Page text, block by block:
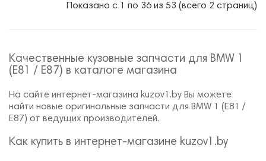
Показано с 1 по 36 из 53 (всего 2 страниц)
Качественные кузовные запчасти для BMW 1
(E81 / E87) в каталоге магазина
На сайте интернет-магазина kuzov1.by Вы можете
найти новые оригинальные запчасти для BMW 1 (E81 /
E87) от ведущих производителей.
Как купить в интернет-магазине kuzov1.by